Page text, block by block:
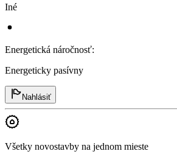
Iné
Energetická náročnosť:
Energeticky pasívny
Nahlásiť
Všetky novostavby na jednom mieste